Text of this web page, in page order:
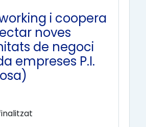
i coopera
noves
de negoci
empreses P.I.